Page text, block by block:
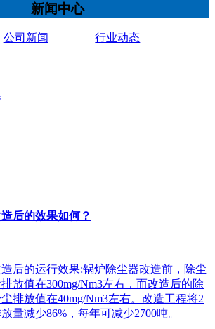
新闻中心
公司新闻 行业动态
后的效果如何？
后的运行效果:锅炉除尘器改造前，除尘
放值在300mg/Nm3左右，而改造后的除
排放值在40mg/Nm3左右。改造工程将2
量减少86%，每年可减少2700吨。